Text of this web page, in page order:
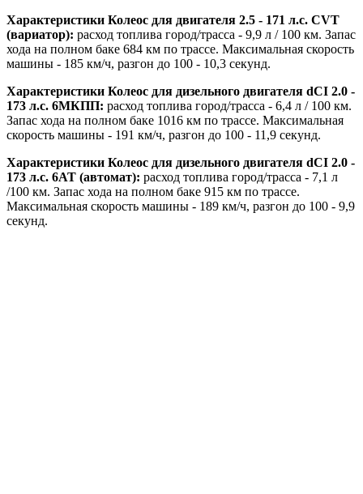
Характеристики Колеос для двигателя 2.5 - 171 л.с. CVT
(вариатор): расход топлива город/трасса - 9,9 л / 100 км. Запас
хода на полном баке 684 км по трассе. Максимальная скорость
машины - 185 км/ч, разгон до 100 - 10,3 секунд.
Характеристики Колеос для дизельного двигателя dCI 2.0 -
173 л.с. 6МКПП: расход топлива город/трасса - 6,4 л / 100 км.
Запас хода на полном баке 1016 км по трассе. Максимальная
скорость машины - 191 км/ч, разгон до 100 - 11,9 секунд.
Характеристики Колеос для дизельного двигателя dCI 2.0 -
173 л.с. 6АТ (автомат): расход топлива город/трасса - 7,1 л
/100 км. Запас хода на полном баке 915 км по трассе.
Максимальная скорость машины - 189 км/ч, разгон до 100 - 9,9
секунд.